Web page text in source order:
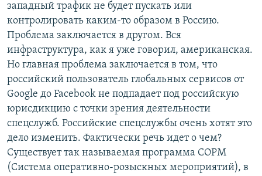
западный трафик не будет пускать или
контролировать каким-то образом в Россию.
Проблема заключается в другом. Вся
инфраструктура, как я уже говорил, американская.
Но главная проблема заключается в том, что
российский пользователь глобальных сервисов от
Google до Facebook не подпадает под российскую
юрисдикцию с точки зрения деятельности
спецслужб. Российские спецслужбы очень хотят это
дело изменить. Фактически речь идет о чем?
Существует так называемая программа СОРМ
(Система оперативно-розыскных мероприятий), в